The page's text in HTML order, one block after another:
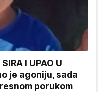
I UPAO U
je agoniju, sada
porukom